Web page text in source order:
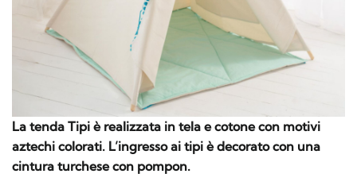
La tenda Tipi è realizzata in tela e cotone con motivi
aztechi colorati. L’ingresso ai tipi è decorato con una
cintura turchese con pompon.